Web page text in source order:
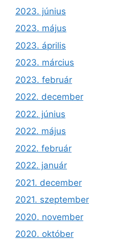
2023. június
2023. május
2023. április
2023. március
2023. február
2022. december
2022. június
2022. május
2022. február
2022. január
2021. december
2021. szeptember
2020. november
2020. október